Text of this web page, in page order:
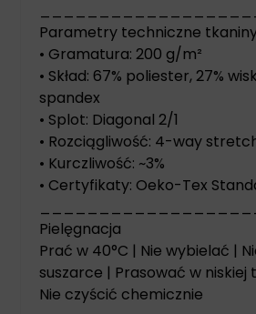
Parametry techniczne
• Gramatura: 200 g/m²
• Skład: 67% poliester, 27%
spandex
• Splot: Diagonal 2/1
• Rozciągliwość: 4-way
• Kurczliwość: ~3%
• Certyfikaty: Oeko-Tex
Pielęgnacja
Prać w 40°C | Nie wybielać |
suszarce | Prasować w
Nie czyścić chemicznie